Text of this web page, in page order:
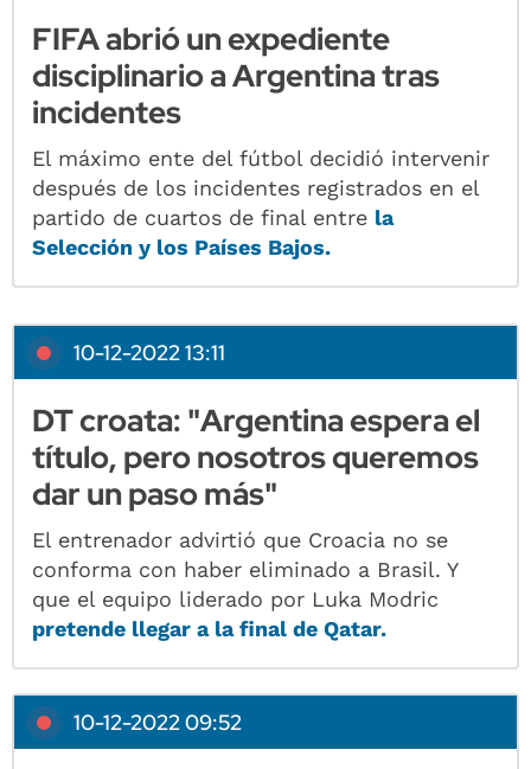
FIFA abrió un expediente
disciplinario a Argentina tras
incidentes
El máximo ente del fútbol decidió intervenir
después de los incidentes registrados en el
partido de cuartos de final entre la
Selección y los Países Bajos.
10-12-2022 13:11
DT croata: "Argentina espera el
título, pero nosotros queremos
dar un paso más"
El entrenador advirtió que Croacia no se
conforma con haber eliminado a Brasil. Y
que el equipo liderado por Luka Modric
pretende llegar a la final de Qatar.
10-12-2022 09:52